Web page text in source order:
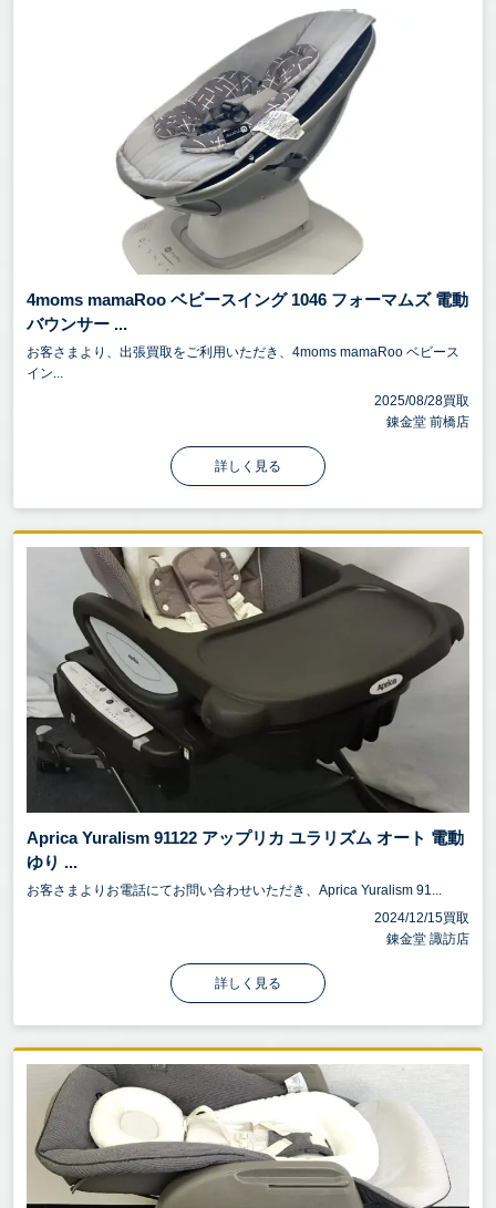
4moms mamaRoo ベビースイング 1046 フォーマムズ 電動
バウンサー ...
お客さまより、出張買取をご利用いただき、4moms mamaRoo ベビース
イン...
2025/08/28買取
錬金堂 前橋店
詳しく見る
Aprica Yuralism 91122 アップリカ ユラリズム オート 電動
ゆり ...
お客さまよりお電話にてお問い合わせいただき、Aprica Yuralism 91...
2024/12/15買取
錬金堂 諏訪店
詳しく見る